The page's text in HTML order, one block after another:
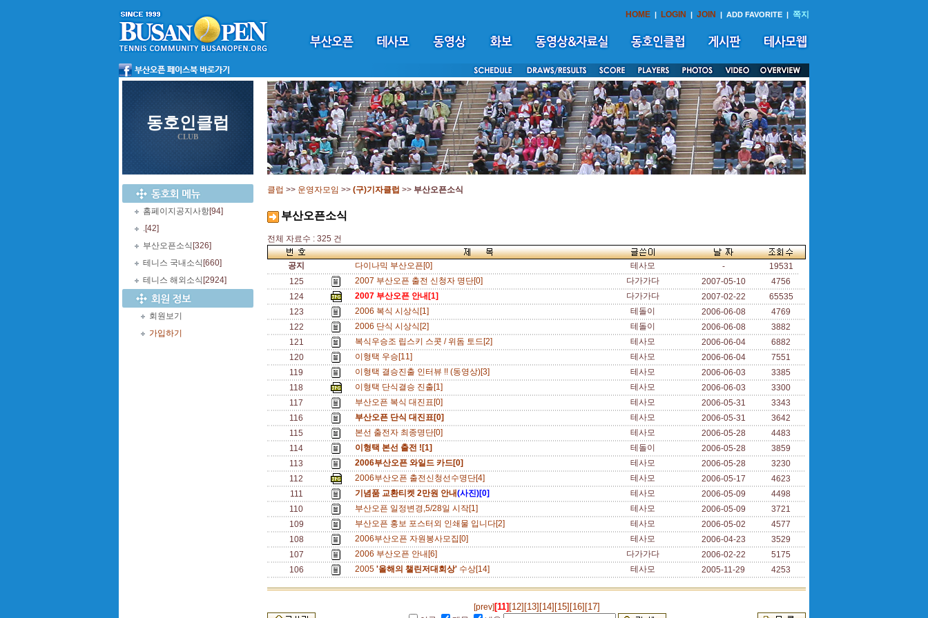
HOME | LOGIN | JOIN | ADD FAVORITE | 쪽지
동호인클럽
CLUB
홈페이지공지사항[94]
.[42]
부산오픈소식 [326]
테니스 국내소식 [660]
테니스 해외소식 [2924]
회원보기
가입하기
클럽 >> 운영자모임 >> (구)기자클럽 >> 부산오픈소식
부산오픈소식
전체 자료수 : 325 건
공지 다이나믹 부산오픈[0] 테사모 -
19531
125
2007 부산오픈 출전 신청자 명단[0] 다가가다 2007-05-10
4756
124
2007 부산오픈 안내[1] 다가가다 2007-02-22
65535
123
2006 복식 시상식[1] 테돌이 2006-06-08
4769
122
2006 단식 시상식[2] 테돌이 2006-06-08
3882
121
복식우승조 립스키 스콧 / 위돔 토드[2] 테사모 2006-06-04
6882
120
이형택 우승[11] 테사모 2006-06-04
7551
119
이형택 결승진출 인터뷰 !! (동영상)[3] 테사모 2006-06-03
3385
118
이형택 단식결승 진출[1] 테사모 2006-06-03
3300
117
부산오픈 복식 대진표[0] 테사모 2006-05-31
3343
116
부산오픈 단식 대진표[0] 테사모 2006-05-31
3642
115
본선 출전자 최종명단[0] 테사모 2006-05-28
4483
114
이형택 본선 출전 ![1] 테돌이 2006-05-28
3859
113
2006부산오픈 와일드 카드[0] 테사모 2006-05-28
3230
112
2006부산오픈 출전신청선수명단[4] 테사모 2006-05-17
4623
111
기념품 교환티켓 2만원 안내(사진)[0] 테사모 2006-05-09
4498
110
부산오픈 일정변경,5/28일 시작[1] 테사모 2006-05-09
3721
109
부산오픈 홍보 포스터외 인쇄물 입니다[2] 테사모 2006-05-02
4577
108
2006부산오픈 자원봉사모집[0] 테사모 2006-04-23
3529
107
2006 부산오픈 안내[6] 다가가다 2006-02-22
5175
106
2005 '올해의 챌린저대회상' 수상[14] 테사모 2005-11-29 4253
[prev][11] [12] [13] [14] [15] [16] [17]